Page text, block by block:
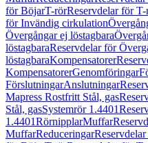
för BöjarT-rörReservdelar för
för Invändig cirkulation
Övergångar ej löstagbara
löstagbaraReservdelar för
löstagbaraKompensatorer
KompensatorerGenomföringar
FörslutningarAnslutningar
Mapress Rostfritt Stål, gas
Stål, gasSystemrör 1.4401
1.4401RörnipplarMuffar
MuffarReduceringar